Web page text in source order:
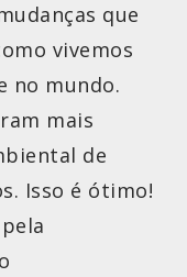
que
vivemos
no mundo.
mais
de
Isso é ótimo!